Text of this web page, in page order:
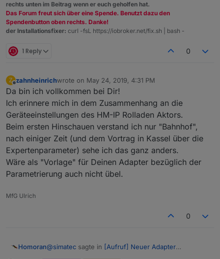
rechts unten im Beitrag wenn er euch geholfen hat.
Das Forum freut sich über eine Spende. Benutzt dazu den
Spendenbutton oben rechts. Danke!
der Installationsfixer: curl -fsL https://iobroker.net/fix.sh | bash -
1 Reply 0
Z
Offline
zahnheinrichwrote on May 24, 2019, 4:31 PM
last edited by
Da bin ich vollkommen bei Dir!
Ich erinnere mich in dem Zusammenhang an die
Geräteeinstellungen des HM-IP Rolladen Aktors.
Beim ersten Hinschauen verstand ich nur "Bahnhof",
nach einiger Zeit (und dem Vortrag in Kassel über die
Expertenparameter) sehe ich das ganz anders.
Wäre als "Vorlage" für Deinen Adapter bezüglich der
Parametrierung auch nicht übel.
MfG Ulrich
0
Homoran@simatec sagte in [Aufruf] Neuer Adapter